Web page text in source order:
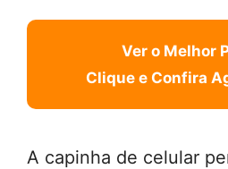
Ver o Melhor
Clique e Confira
A capinha de celular